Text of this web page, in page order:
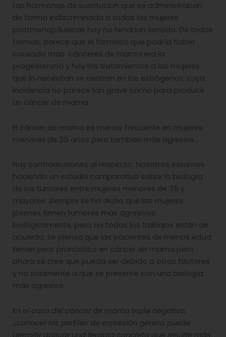
Las hormonas de sustitución que se administraban
de forma indiscriminada a todas las mujeres
postmenopáusicas hoy no tendrían sentido. De todas
formas, parece que el fármaco que podría haber
causado más cánceres de mama era la
progesterona y hoy los tratamientos a las mujeres
que lo necesitan se centran en los estrógenos, cuya
incidencia no parece tan grave como para producir
un cáncer de mama.
El cáncer de mama es menos frecuente en mujeres
menores de 35 años pero también más agresivo…
Hay contradicciones al respecto. Nosotros estamos
haciendo un estudio comparativo sobre la biología
de los tumores entre mujeres menores de 35 y
mayores. Siempre se ha dicho que las mujeres
jóvenes tienen tumores más agresivos
biológicamente, pero no todos los trabajos están de
acuerdo. Se piensa que las pacientes de menos edad
tienen peor pronóstico en cáncer de mama pero
ahora se cree que pueda ser debido a otros factores
y no solamente a que se presente con una biología
más agresiva.
En el caso del cáncer de mama triple negativo,
¿conocer los perfiles de expresión génica puede
permitir aplicar una terapia concreta que resulte más